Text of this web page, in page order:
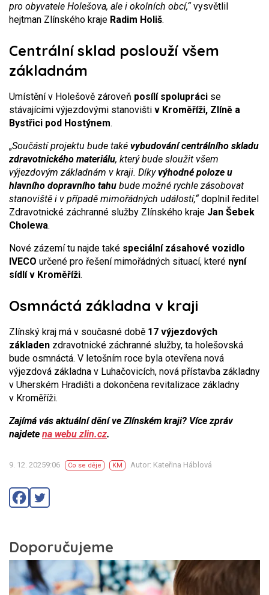
pro obyvatele Holešova, ale i okolních obcí,“vysvětlil
hejtman Zlínského kraje Radim Holiš.
Centrální sklad poslouží všem
základnám
Umístění v Holešově zároveň posílí spolupráci se
stávajícími výjezdovými stanovišti v Kroměříži, Zlíně a
Bystřici pod Hostýnem.
„Součástí projektu bude také vybudování centrálního skladu
zdravotnického materiálu, který bude sloužit všem
výjezdovým základnám v kraji. Díkyvýhodné poloze u
hlavního dopravního tahu bude možné rychle zásobovat
stanoviště i v případě mimořádných událostí,“doplnil ředitel
Zdravotnické záchranné služby Zlínského kraje Jan Šebek
Cholewa.
Nové zázemí tu najde také speciální zásahové vozidlo
IVECO určené pro řešení mimořádných situací, které nyní
sídlí v Kroměříži.
Osmnáctá základna v kraji
Zlínský kraj má v současné době 17 výjezdových
základen zdravotnické záchranné služby, ta holešovská
bude osmnáctá. V letošním roce byla otevřena nová
výjezdová základna v Luhačovicích, nová přístavba základny
v Uherském Hradišti a dokončena revitalizace základny
v Kroměříži.
Zajímá vás aktuální dění ve Zlínském kraji? Více zpráv
najdete na webu zlin.cz.
9. 12. 20259:06 Co se děje KM Autor: Kateřina Háblová